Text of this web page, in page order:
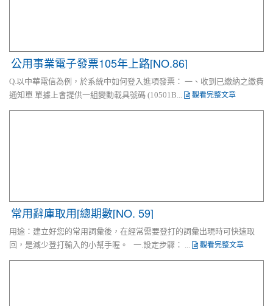
公用事業電子發票105年上路[NO.86]
Q.以中華電信為例，於系統中如何登入進項發票： 一、收到已繳納之繳費
通知單 單據上會提供一組變動載具號碼 (10501B...
觀看完整文章
常用辭庫取用[總期數[NO. 59]
用途：建立好您的常用詞彙後，在經常需要登打的詞彙出現時可快速取
回，是減少登打輸入的小幫手喔。 一.設定步驟： ...
觀看完整文章